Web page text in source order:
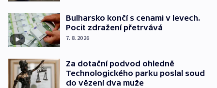
Bulharsko končí s cenami v levech.
Pocit zdražení přetrvává
7. 8. 2026
Za dotační podvod ohledně
Technologického parku poslal soud
do vězení dva muže